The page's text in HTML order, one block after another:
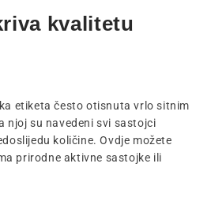
kvalitetu
etiketa često otisnuta vrlo sitnim
njoj su navedeni svi sastojci
količine. Ovdje možete
prirodne aktivne sastojke ili